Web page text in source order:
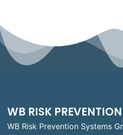
WB RISK
WB Risk Prevention Systems